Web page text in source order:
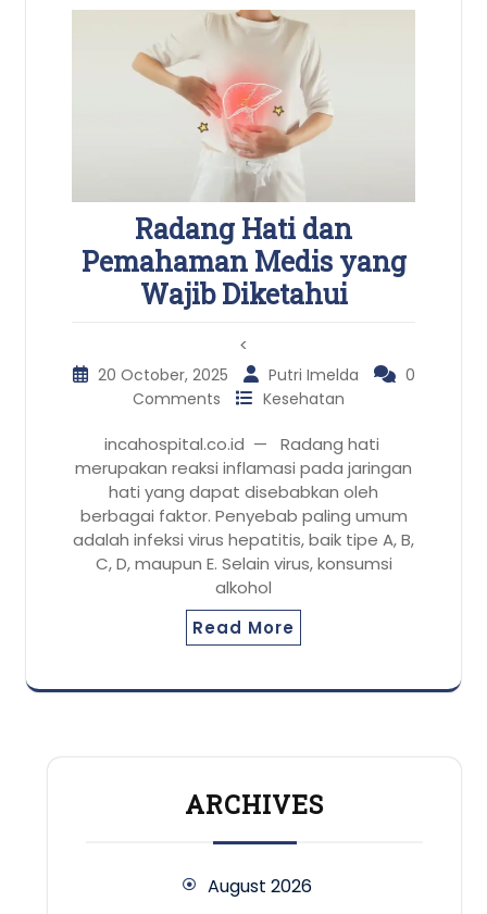
Radang Hati dan
Pemahaman Medis yang
Wajib Diketahui
<
20 October, 2025 Putri Imelda
0
Comments
Kesehatan
incahospital.co.id — Radang hati
merupakan reaksi inflamasi pada jaringan
hati yang dapat disebabkan oleh
berbagai faktor. Penyebab paling umum
adalah infeksi virus hepatitis, baik tipe A, B,
C, D, maupun E. Selain virus, konsumsi
alkohol
Read More
ARCHIVES
August 2026